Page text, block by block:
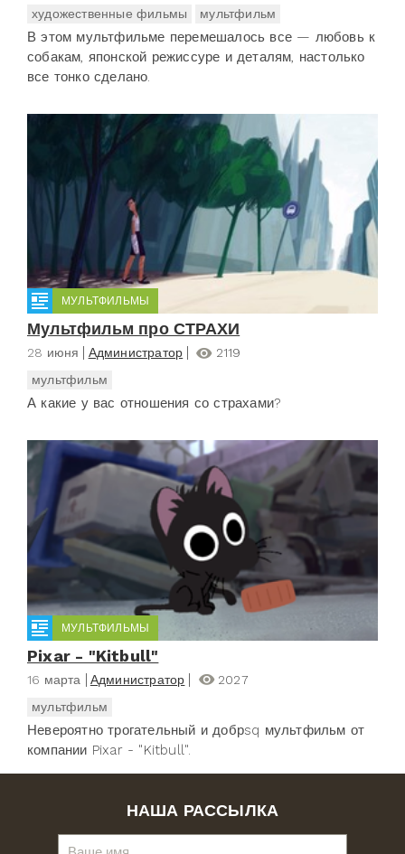
художественные фильмы
мультфильм
В этом мультфильме перемешалось все — любовь к
собакам, японской режиссуре и деталям, настолько
все тонко сделано.
МУЛЬТФИЛЬМЫ
Мультфильм про СТРАХИ
28 июня Администратор
2119
мультфильм
А какие у вас отношения со страхами?
МУЛЬТФИЛЬМЫ
Pixar - "Kitbull"
16 марта Администратор
2027
мультфильм
Невероятно трогательный и добрsq мультфильм от
компании Pixar - "Kitbull".
НАША РАССЫЛКА